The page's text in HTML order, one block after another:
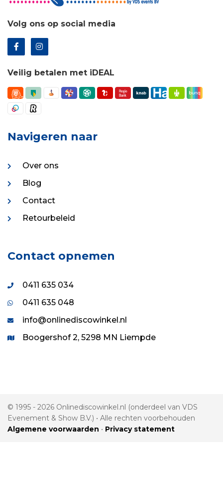
Volg ons op social media
Veilig betalen met iDEAL
Navigeren naar
Over ons
Blog
Contact
Retourbeleid
Contact opnemen
0411 635 034
0411 635 048
info@onlinediscowinkel.nl
Boogershof 2, 5298 MN Liempde
© 1995 - 2026 Onlinediscowinkel.nl (onderdeel van VDS
Evenement & Show B.V.) • Alle rechten voorbehouden
Algemene voorwaarden • Privacy statement